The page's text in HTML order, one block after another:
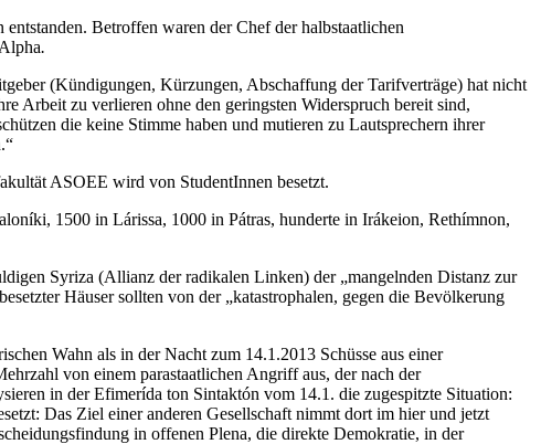
Betroffen waren der Chef der halbstaatlichen
.
(Kündigungen, Kürzungen, Abschaffung der Tarifverträge) hat nicht
Arbeit zu verlieren ohne den geringsten Widerspruch bereit sind,
die keine Stimme haben und mutieren zu Lautsprechern ihrer
ASOEE wird von StudentInnen besetzt.
1500 in Lárissa, 1000 in Pátras, hunderte in Irákeion, Rethímnon,
Syriza (Allianz der radikalen Linken) der „mangelnden Distanz zur
Häuser sollten von der „katastrophalen, gegen die Bevölkerung
Wahn als in der Nacht zum 14.1.2013 Schüsse aus einer
von einem parastaatlichen Angriff aus, der nach der
in der Efimerída ton Sintaktón vom 14.1. die zugespitzte Situation:
Das Ziel einer anderen Gesellschaft nimmt dort im hier und jetzt
in offenen Plena, die direkte Demokratie, in der